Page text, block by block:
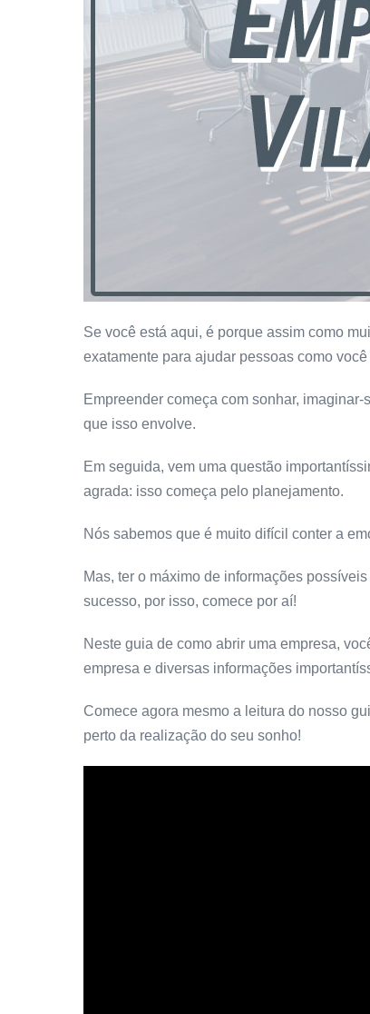
Se você está aqui, é porque assim como
exatamente para ajudar pessoas como
Empreender começa com sonhar,
que isso envolve.
Em seguida, vem uma questão
agrada: isso começa pelo planejamento.
Nós sabemos que é muito difícil conter a
Mas, ter o máximo de informações
sucesso, por isso, comece por aí!
Neste guia de como abrir uma empresa,
empresa e diversas informações
Comece agora mesmo a leitura do nosso
perto da realização do seu sonho!